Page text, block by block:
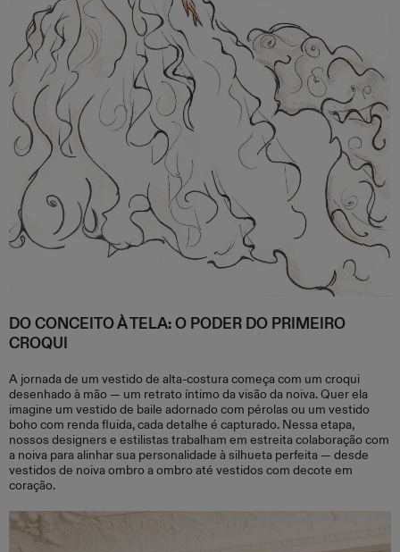
DO CONCEITO À TELA: O PODER DO PRIMEIRO
CROQUI
A jornada de um vestido de alta-costura começa com um croqui
desenhado à mão — um retrato íntimo da visão da noiva. Quer ela
imagine um vestido de baile adornado com pérolas ou um vestido
boho com renda fluida, cada detalhe é capturado. Nessa etapa,
nossos designers e estilistas trabalham em estreita colaboração com
a noiva para alinhar sua personalidade à silhueta perfeita — desde
vestidos de noiva ombro a ombro até vestidos com decote em
coração.